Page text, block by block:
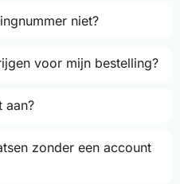
niet?
voor mijn bestelling?
aan?
zonder een account